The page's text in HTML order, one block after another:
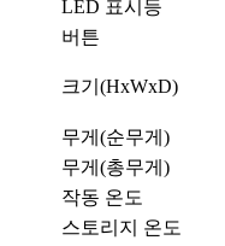
LED 표시등
버튼
크기(HxWxD)
무게(순무게)
무게(총무게)
작동 온도
스토리지 온도